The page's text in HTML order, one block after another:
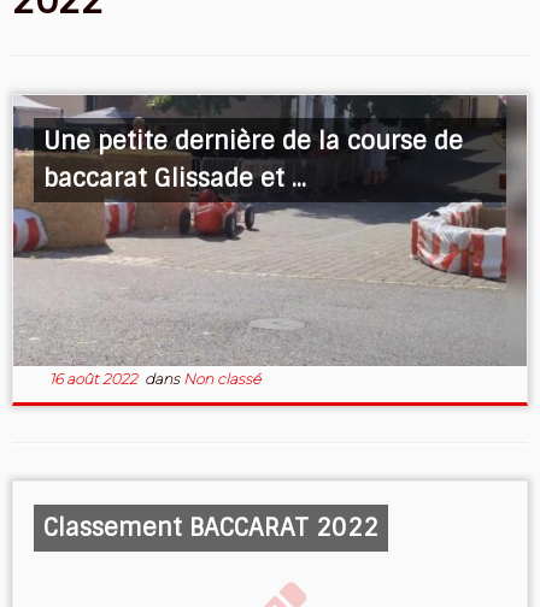
Une petite dernière de la course de
baccarat Glissade et ...
16 août 2022dans Non classé
Classement BACCARAT 2022